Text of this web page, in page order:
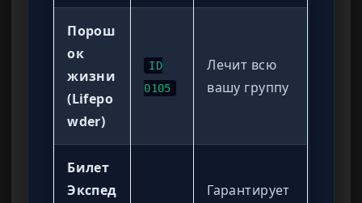
Порош
ок
жизни
(Lifepo
wder)
ID
0105
Лечит всю
вашу группу
Билет
Экспед
Гарантирует